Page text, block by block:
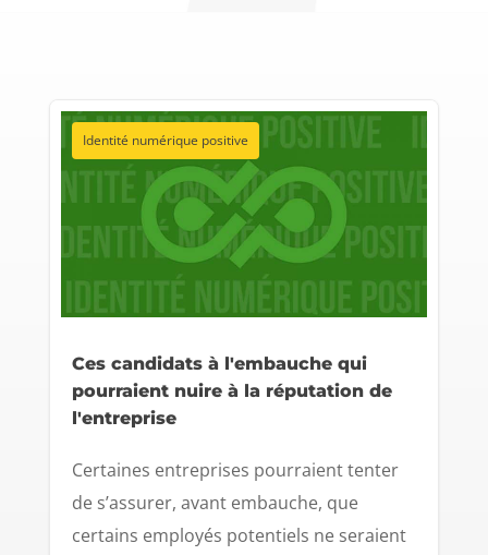
Identité numérique positive
Ces candidats à l'embauche qui
pourraient nuire à la réputation de
l'entreprise
Certaines entreprises pourraient tenter
de s’assurer, avant embauche, que
certains employés potentiels ne seraient